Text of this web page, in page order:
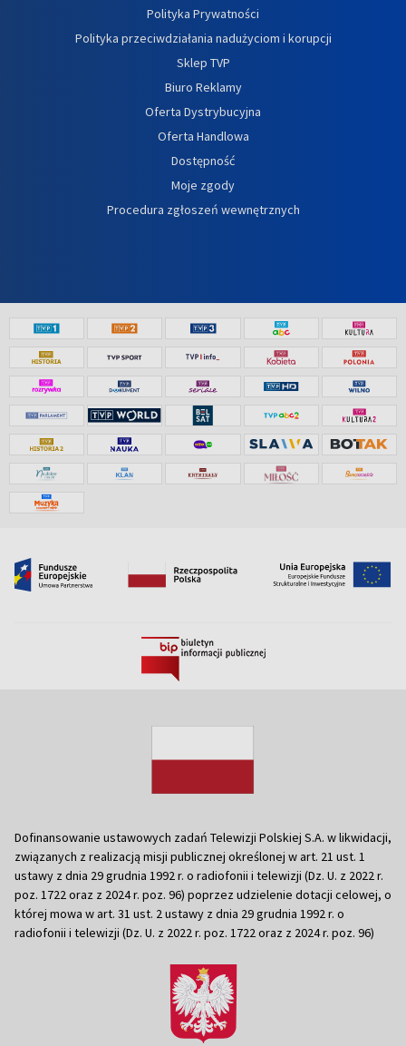
Polityka Prywatności
Polityka przeciwdziałania nadużyciom i korupcji
Sklep TVP
Biuro Reklamy
Oferta Dystrybucyjna
Oferta Handlowa
Dostępność
Moje zgody
Procedura zgłoszeń wewnętrznych
Dofinansowanie ustawowych zadań Telewizji Polskiej S.A. w likwidacji,
związanych z realizacją misji publicznej określonej w art. 21 ust. 1
ustawy z dnia 29 grudnia 1992 r. o radiofonii i telewizji (Dz. U. z 2022 r.
poz. 1722 oraz z 2024 r. poz. 96) poprzez udzielenie dotacji celowej, o
której mowa w art. 31 ust. 2 ustawy z dnia 29 grudnia 1992 r. o
radiofonii i telewizji (Dz. U. z 2022 r. poz. 1722 oraz z 2024 r. poz. 96)